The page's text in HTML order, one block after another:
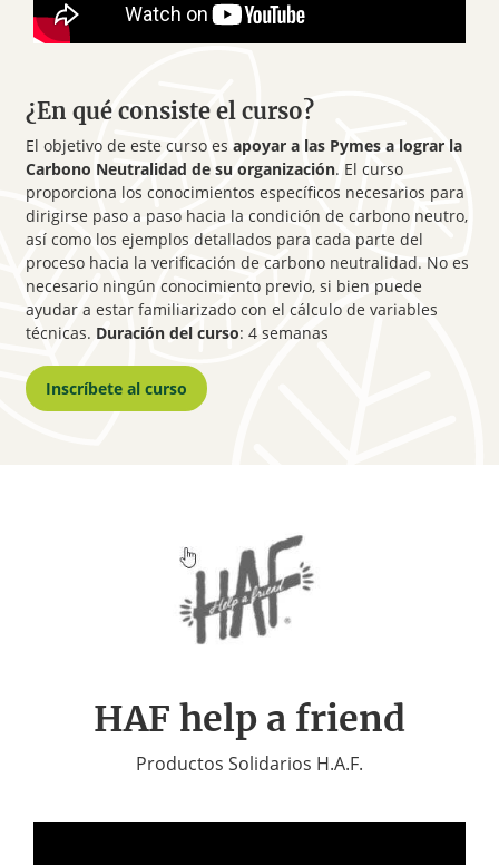
¿En qué consiste el curso?
El objetivo de este curso es apoyar a las Pymes a lograr la
Carbono Neutralidad de su organización. El curso
proporciona los conocimientos específicos necesarios para
dirigirse paso a paso hacia la condición de carbono neutro,
así como los ejemplos detallados para cada parte del
proceso hacia la verificación de carbono neutralidad. No es
necesario ningún conocimiento previo, si bien puede
ayudar a estar familiarizado con el cálculo de variables
técnicas. Duración del curso: 4 semanas
Inscríbete al curso
HAF help a friend
Productos Solidarios H.A.F.